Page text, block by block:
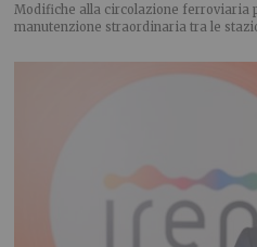
Modifiche alla circolazione ferroviaria
manutenzione straordinaria tra le